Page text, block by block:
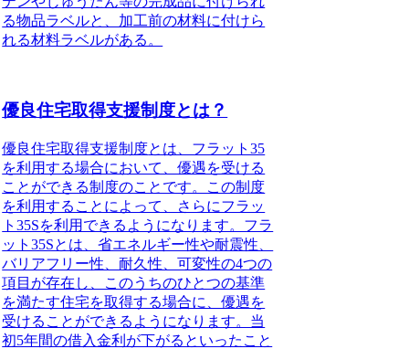
る物品ラベルと、加工前の材料に付けら
れる材料ラベルがある。
優良住宅取得支援制度とは？
優良住宅取得支援制度とは、フラット35
を利用する場合において、優遇を受ける
ことができる制度のことです。この制度
を利用することによって、さらにフラッ
ト35Sを利用できるようになります。フラ
ット35Sとは、省エネルギー性や耐震性、
バリアフリー性、耐久性、可変性の4つの
項目が存在し、このうちのひとつの基準
を満たす住宅を取得する場合に、優遇を
受けることができるようになります。当
初5年間の借入金利が下がるといったこと